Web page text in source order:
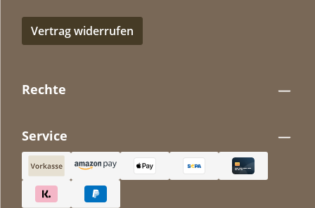
Vertrag widerrufen
Rechte
Service